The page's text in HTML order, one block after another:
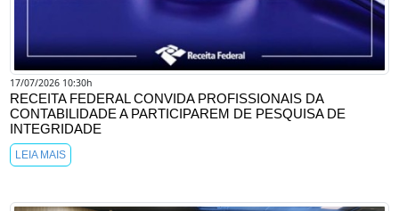
17/07/2026 10:30h
RECEITA FEDERAL CONVIDA PROFISSIONAIS DA
CONTABILIDADE A PARTICIPAREM DE PESQUISA DE
INTEGRIDADE
LEIA MAIS